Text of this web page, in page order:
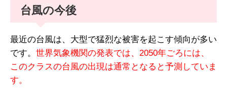
台風の今後
最近の台風は、大型で猛烈な被害を起こす傾向が多い
です。 世界気象機関の発表では、2050年ごろには、
このクラスの台風の出現は通常となると予測していま
す。